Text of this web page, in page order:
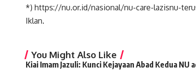
*) https://nu.or.id/nasional/nu-care-lazisnu-
Iklan.
You Might Also Like
Kiai Imam Jazuli: Kunci Kejayaan Abad Kedua